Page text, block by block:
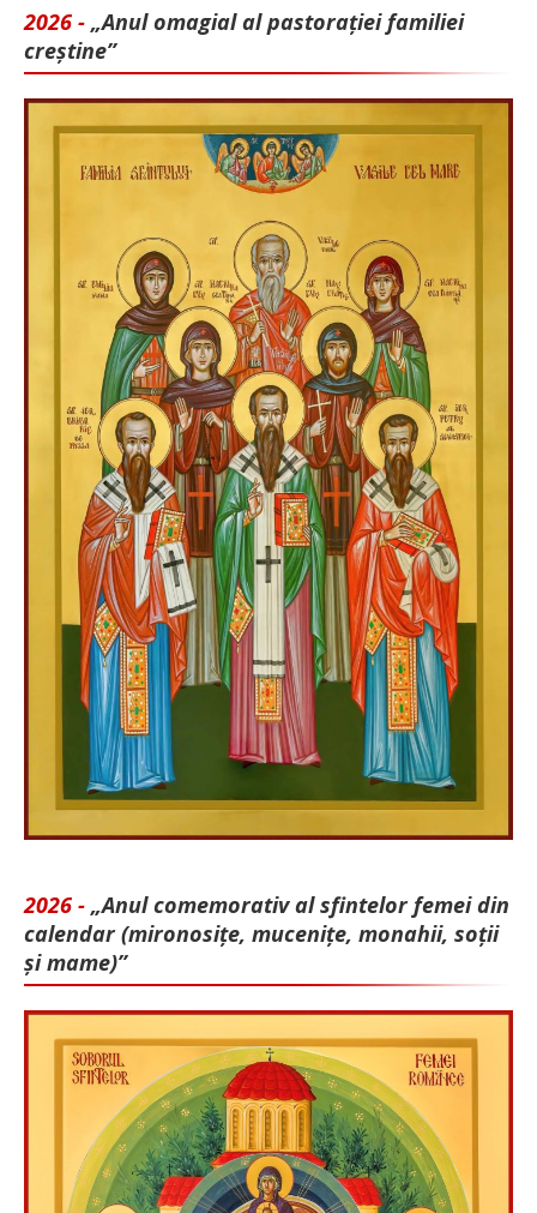
2026 - „Anul omagial al pastorației familiei
creștine”
2026 - „Anul comemorativ al sfintelor femei din
calendar (mironosițe, mu­cenițe, monahii, soții
și mame)”